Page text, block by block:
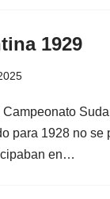
1929
para 1928 no
en…